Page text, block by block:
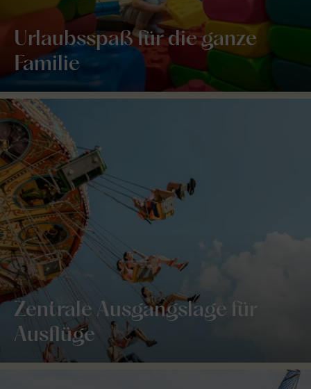
Urlaubsspaß für die ganze
Familie
Zentrale Ausgangslage für
Ausflüge